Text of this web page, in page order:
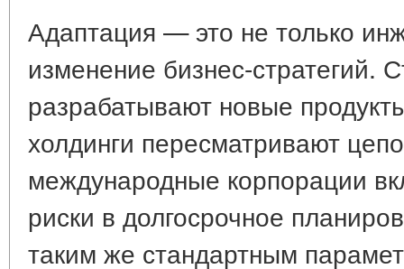
Адаптация — это не только
изменение бизнес-стратегий.
разрабатывают новые
холдинги пересматривают
международные корпорации
риски в долгосрочное
таким же стандартным